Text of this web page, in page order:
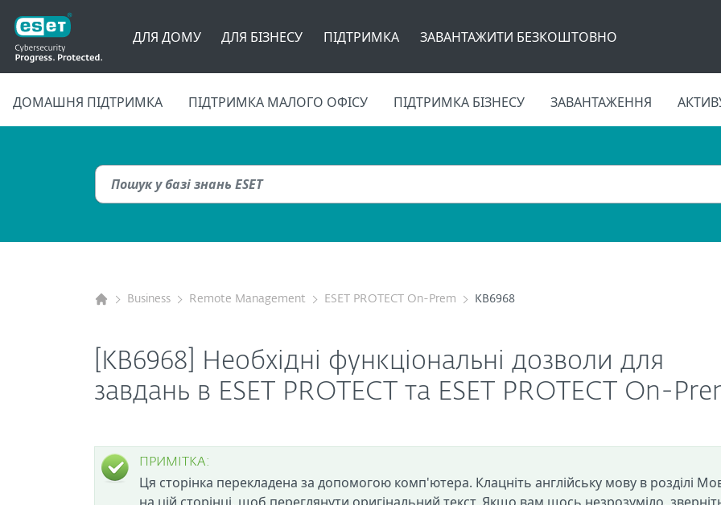
ДЛЯ ДОМУ ДЛЯ БІЗНЕСУ ПІДТРИМКА ЗАВАНТАЖИТИ БЕЗКОШТОВНО
ДОМАШНЯ ПІДТРИМКА ПІДТРИМКА МАЛОГО ОФІСУ ПІДТРИМКА БІЗНЕСУ ЗАВАНТАЖЕННЯ
Business Remote Management ESET PROTECT On-Prem KB6968
[KB6968] Необхідні функціональні дозволи для
завдань в ESET PROTECT та ESET PROTECT On-
ПРИМІТКА:
Ця сторінка перекладена за допомогою комп'ютера. Клацніть англійську мову в розділі